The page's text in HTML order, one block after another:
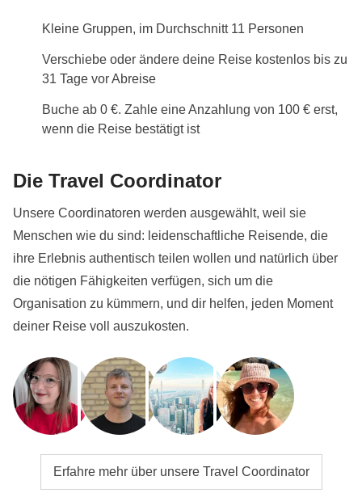
Kleine Gruppen, im Durchschnitt 11 Personen
Verschiebe oder ändere deine Reise kostenlos bis zu
31 Tage vor Abreise
Buche ab 0 €. Zahle eine Anzahlung von 100 € erst,
wenn die Reise bestätigt ist
Die Travel Coordinator
Unsere Coordinatoren werden ausgewählt, weil sie
Menschen wie du sind: leidenschaftliche Reisende, die
ihre Erlebnis authentisch teilen wollen und natürlich über
die nötigen Fähigkeiten verfügen, sich um die
Organisation zu kümmern, und dir helfen, jeden Moment
deiner Reise voll auszukosten.
Erfahre mehr über unsere Travel Coordinator